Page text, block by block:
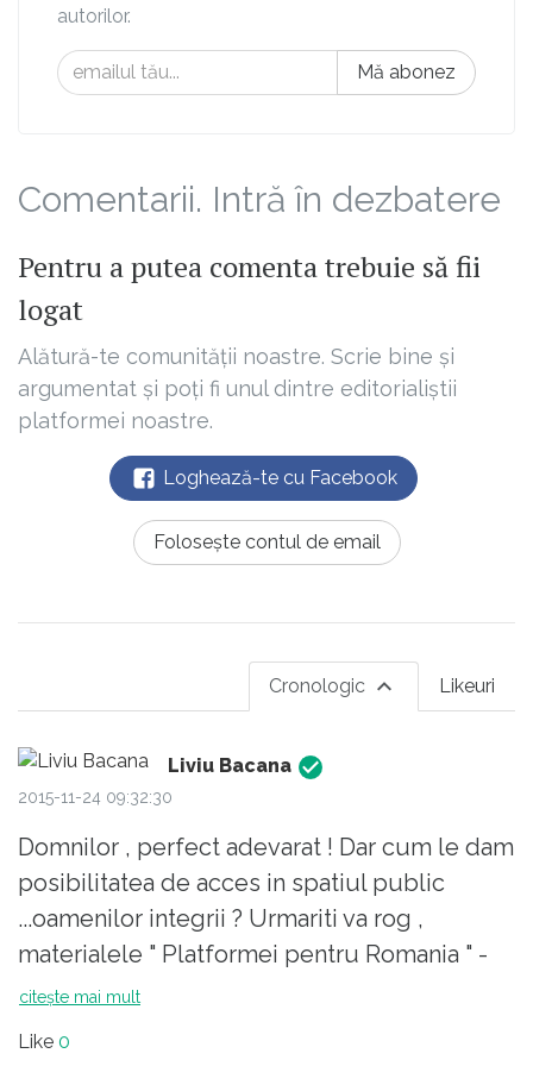
autorilor.
Mă abonez
Comentarii. Intră în dezbatere
Pentru a putea comenta trebuie să fii
logat
Alătură-te comunității noastre. Scrie bine și
argumentat și poți fi unul dintre editorialiștii
platformei noastre.
Loghează-te cu Facebook
Folosește contul de email
Likeuri
Cronologic
Liviu Bacana
2015-11-24 09:32:30
Domnilor , perfect adevarat ! Dar cum le dam
posibilitatea de acces in spatiul public
...oamenilor integrii ? Urmariti va rog ,
materialele " Platformei pentru Romania " -
lansata in 12.01.2012 ! Cititi " A Treia
citește mai mult
Like 0